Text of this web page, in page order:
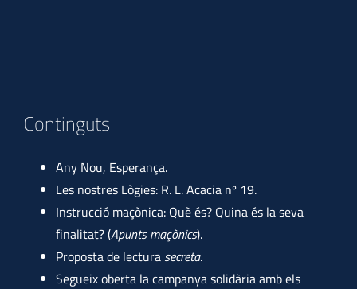
Continguts
Any Nou, Esperança.
Les nostres Lògies: R. L. Acacia nº 19.
Instrucció maçònica: Què és? Quina és la seva
finalitat? (Apunts maçònics).
Proposta de lectura secreta.
Segueix oberta la campanya solidària amb els